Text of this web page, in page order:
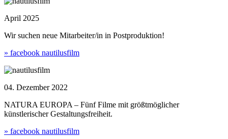
April 2025
Wir suchen neue Mitarbeiter/in in Postproduktion!
» facebook nautilusfilm
04. Dezember 2022
NATURA EUROPA – Fünf Filme mit größtmöglicher
künstlerischer Gestaltungsfreiheit.
» facebook nautilusfilm